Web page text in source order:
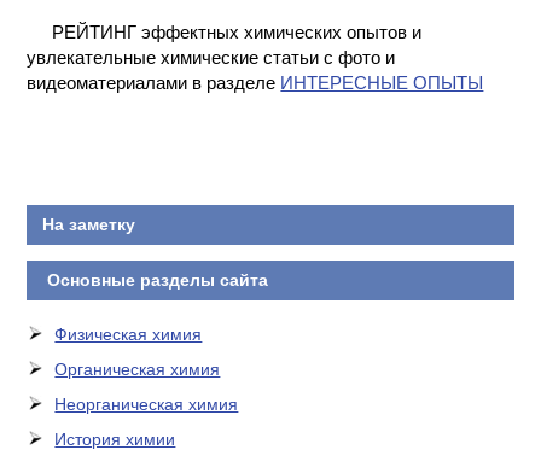
КОНТАКТЫ
РЕЙТИНГ эффектных химических опытов и
увлекательные химические статьи с фото и
видеоматериалами в разделе ИНТЕРЕСНЫЕ ОПЫТЫ
На заметку
Основные разделы сайта
Физическая химия
Органическая химия
Неорганическая химия
История химии